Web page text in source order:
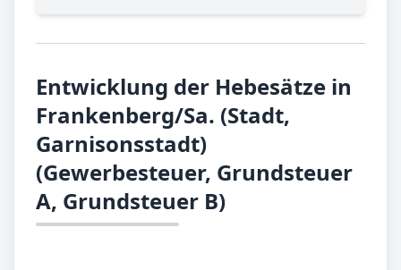
Entwicklung der Hebesätze in
Frankenberg/Sa. (Stadt,
Garnisonsstadt)
(Gewerbesteuer, Grundsteuer
A, Grundsteuer B)